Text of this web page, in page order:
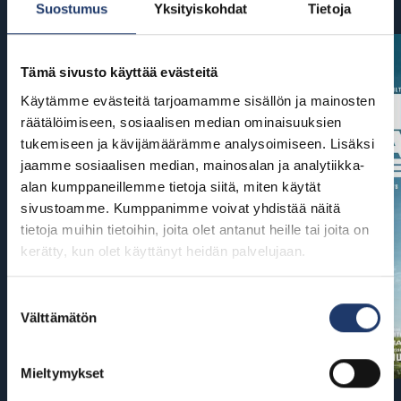
Suostumus Yksityiskohdat Tietoja
Tämä sivusto käyttää evästeitä
Käytämme evästeitä tarjoamamme sisällön ja mainosten
räätälöimiseen, sosiaalisen median ominaisuuksien
tukemiseen ja kävijämäärämme analysoimiseen. Lisäksi
jaamme sosiaalisen median, mainosalan ja analytiikka-
alan kumppaneillemme tietoja siitä, miten käytät
sivustoamme. Kumppanimme voivat yhdistää näitä
tietoja muihin tietoihin, joita olet antanut heille tai joita on
kerätty, kun olet käyttänyt heidän palvelujaan.
valinta
Välttämätön
Mieltymykset